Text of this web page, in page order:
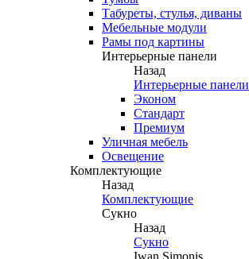
Табуреты, стулья, диваны
Мебельные модули
Рамы под картины
Интерьерные панели
Назад
Интерьерные панели
Эконом
Стандарт
Премиум
Уличная мебель
Освещение
Комплектующие
Назад
Комплектующие
Сукно
Назад
Сукно
Iwan Simonis